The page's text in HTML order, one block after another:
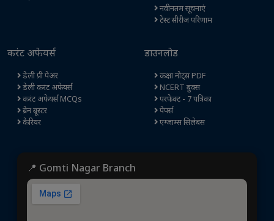
नवीनतम सूचनाएं
टेस्ट सीरीज परिणाम
करंट अफेयर्स
डेली प्री पेअर
डेली करंट अफेयर्स
करंट अफेयर्स MCQs
ब्रेन बूस्टर
कैरियर
डाउनलोड
कक्षा नोट्स PDF
NCERT बुक्स
परफेक्ट - 7 पत्रिका
पेपर्स
एग्जाम्स सिलेबस
📍 Gomti Nagar Branch